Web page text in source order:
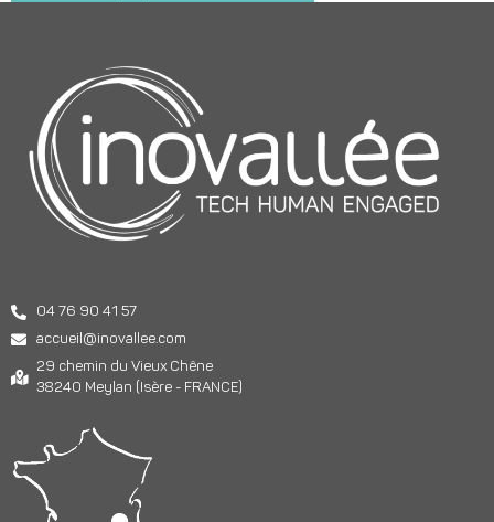
04 76 90 41 57
accueil@inovallee.com
29 chemin du Vieux Chêne
38240 Meylan (Isère - FRANCE)